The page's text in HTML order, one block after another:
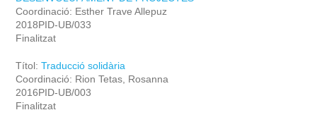
Coordinació: Esther Trave Allepuz
2018PID-UB/033
Finalitzat
Títol: Traducció solidària
Coordinació: Rion Tetas, Rosanna
2016PID-UB/003
Finalitzat